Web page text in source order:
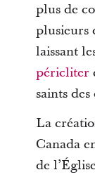
plus de
plusieurs
laissant
péricliter
saints
La
Canada
de